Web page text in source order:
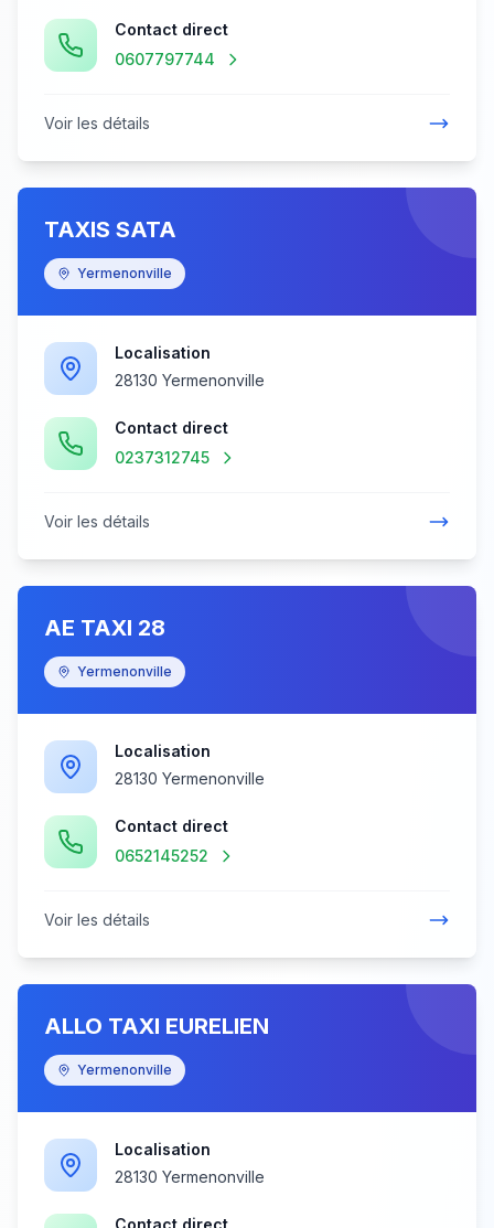
Contact direct
0607797744
Voir les détails
TAXIS SATA
Yermenonville
Localisation
28130 Yermenonville
Contact direct
0237312745
Voir les détails
AE TAXI 28
Yermenonville
Localisation
28130 Yermenonville
Contact direct
0652145252
Voir les détails
ALLO TAXI EURELIEN
Yermenonville
Localisation
28130 Yermenonville
Contact direct